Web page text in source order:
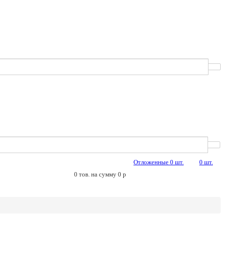
Отложенные 0 шт. 0 шт.
0 тов. на сумму 0 p